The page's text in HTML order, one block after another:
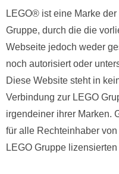
LEGO® ist eine Marke der
Gruppe, durch die die
Webseite jedoch weder
noch autorisiert oder
Diese Website steht in
Verbindung zur LEGO
irgendeiner ihrer Marken.
für alle Rechteinhaber
LEGO Gruppe